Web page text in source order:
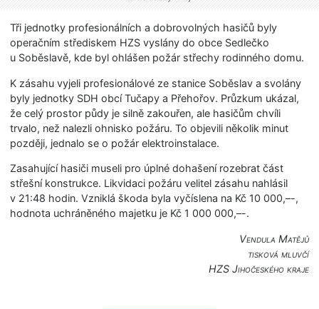
Tři jednotky profesionálních a dobrovolných hasičů byly
operačním střediskem HZS vyslány do obce Sedlečko
u Soběslavě, kde byl ohlášen požár střechy rodinného domu.
K zásahu vyjeli profesionálové ze stanice Soběslav a svolány
byly jednotky SDH obcí Tučapy a Přehořov. Průzkum ukázal,
že celý prostor půdy je silně zakouřen, ale hasičům chvíli
trvalo, než nalezli ohnisko požáru. To objevili několik minut
později, jednalo se o požár elektroinstalace.
Zasahující hasiči museli pro úplné dohašení rozebrat část
střešní konstrukce. Likvidaci požáru velitel zásahu nahlásil
v 21:48 hodin. Vzniklá škoda byla vyčíslena na Kč 10 000,–-,
hodnota uchráněného majetku je Kč 1 000 000,–-.
Vendula Matějů
tisková mluvčí
HZS Jihočeského kraje